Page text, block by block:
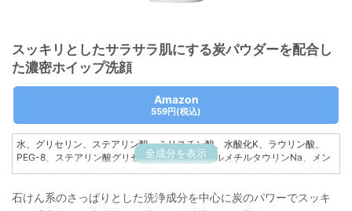
スッキリとしたサラサラ肌にする炭パウダーを配合し
た濃密ホイップ洗顔
Amazon
559円(税込)
全成分を表示
水、グリセリン、ステアリン酸、ミリスチン酸、水酸化K、ラウリン酸、
PEG-8、ステアリン酸グリセリル(SE)、ココイルメチルタウリンNa、メン
石けん系のさっぱりとした洗浄成分を中心に炭のパワーでスッキ